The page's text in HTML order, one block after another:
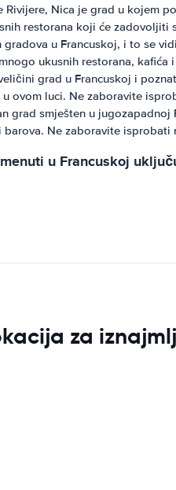
Rivijere, Nica je grad u kojem
restorana koji će zadovoljiti
u Francuskoj, i to se
ukusnih restorana, kafića
grad u Francuskoj i
ovom luci. Ne zaboravite
grad smješten u
Ne zaboravite isprobati
u Francuskoj
za